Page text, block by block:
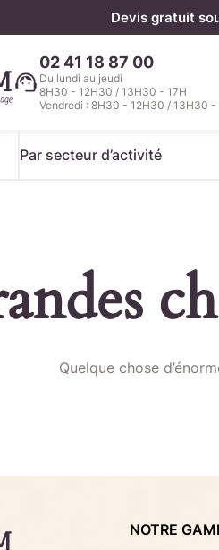
Devis gratuit
02 41 18 87 00
Du lundi au jeudi
8H30 - 12H30 / 13H30 - 17H
Vendredi : 8H30 - 12H30 / 13H30 -
Par secteur d’activité
Quelque chose
NOTRE